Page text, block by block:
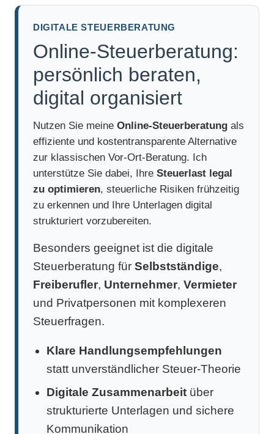
DIGITALE STEUERBERATUNG
Online-Steuerberatung:
persönlich beraten,
digital organisiert
Nutzen Sie meine Online-Steuerberatung als
effiziente und kostentransparente Alternative
zur klassischen Vor-Ort-Beratung. Ich
unterstütze Sie dabei, Ihre Steuerlast legal
zu optimieren, steuerliche Risiken frühzeitig
zu erkennen und Ihre Unterlagen digital
strukturiert vorzubereiten.
Besonders geeignet ist die digitale
Steuerberatung für Selbstständige,
Freiberufler, Unternehmer, Vermieter
und Privatpersonen mit komplexeren
Steuerfragen.
Klare Handlungsempfehlungen
statt unverständlicher Steuer-Theorie
Digitale Zusammenarbeit über
strukturierte Unterlagen und sichere
Kommunikation